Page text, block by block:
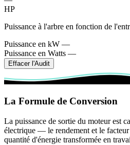
HP
Puissance à l'arbre en fonction de
Puissance en kW —
Puissance en Watts —
Effacer l'Audit
La Formule de Conversion
La puissance de sortie du moteur est
électrique — le rendement et le facteur
quantité d'énergie transformée en